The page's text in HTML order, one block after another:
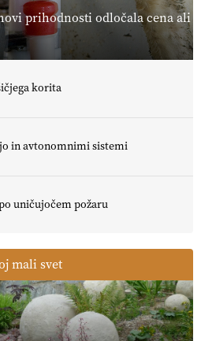
prihodnosti odločala cena ali
korita
in avtonomnimi sistemi
uničujočem požaru
mali svet